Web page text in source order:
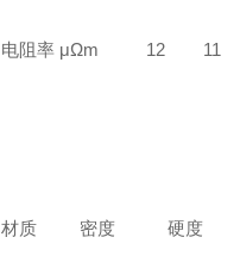
电阻率 μΩm 12
材质 密度 硬